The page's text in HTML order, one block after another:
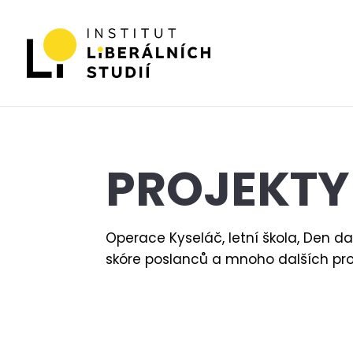
PROJEKTY
Operace Kyseláč, letní škola, Den
skóre poslanců a mnoho dalších